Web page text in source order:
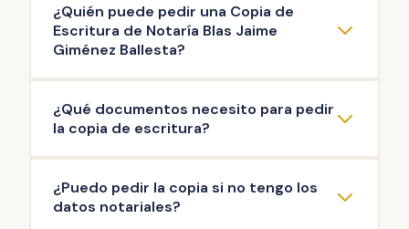
Giménez Ballesta es una reproducción literal
del contenido de una escritura original
público firmado en esta Notaría: escritura de
compraventa, de hipoteca, testamento,
herencia, poder de representación,
escrituras de operaciones societarias, entre
otras.
¿Quién puede pedir una Copia de
Escritura de Notaría Blas Jaime
Giménez Ballesta?
Notaría Blas Jaime Giménez Ballesta las
personas que intervinieron en la misma, así
como aquellas que acrediten un interés
legítimo (ej: herederos del propietario). Es el
Notario quien decide si existe interés legítimo
¿Qué documentos necesito para pedir
la copia de escritura?
trámite de copia de escritura de Notaría Blas
Jaime Giménez Ballesta es: copia de tu DNI y
¿Puedo pedir la copia si no tengo los
datos notariales?